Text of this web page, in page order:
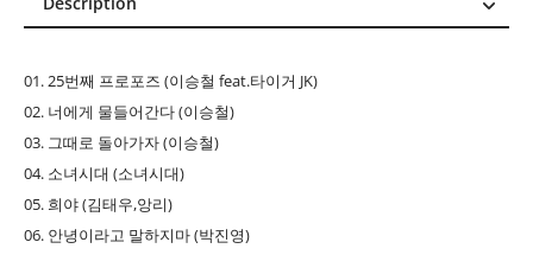
Reviews (0)
01. 25번째 프로포즈 (이승철 feat.타이거 JK)
02. 너에게 물들어간다 (이승철)
03. 그때로 돌아가자 (이승철)
04. 소녀시대 (소녀시대)
05. 희야 (김태우,앙리)
06. 안녕이라고 말하지마 (박진영)